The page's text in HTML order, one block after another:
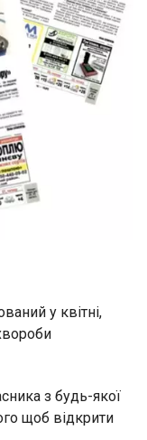
у квітні,
з будь-якої
щоб відкрити